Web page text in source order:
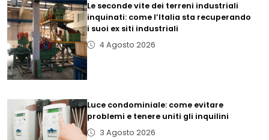
Le seconde vite dei terreni industriali
inquinati: come l’Italia sta recuperando
i suoi ex siti industriali
4 Agosto 2026
Luce condominiale: come evitare
problemi e tenere uniti gli inquilini
3 Agosto 2026